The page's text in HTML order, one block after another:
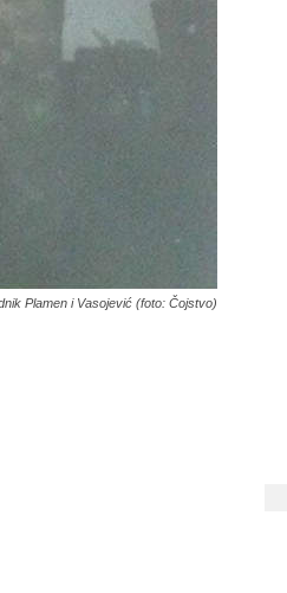
Plamen i Vasojević (foto: Čojstvo)